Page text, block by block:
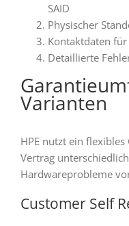
SAID
Physischer
Kontaktdaten
Detaillierte
Varianten
HPE nutzt ein
Vertrag
Hardwareprobleme
Customer Self